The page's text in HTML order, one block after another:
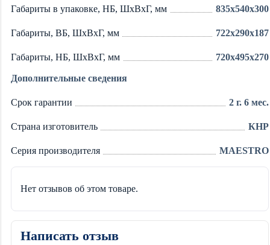
Габариты в упаковке, НБ, ШxВxГ, мм 835x540x300
Габариты, ВБ, ШxВxГ, мм 722x290x187
Габариты, НБ, ШxВxГ, мм 720x495x270
Дополнительные сведения
Срок гарантии 2 г. 6 мес.
Страна изготовитель КНР
Серия производителя MAESTRO
Нет отзывов об этом товаре.
Написать отзыв